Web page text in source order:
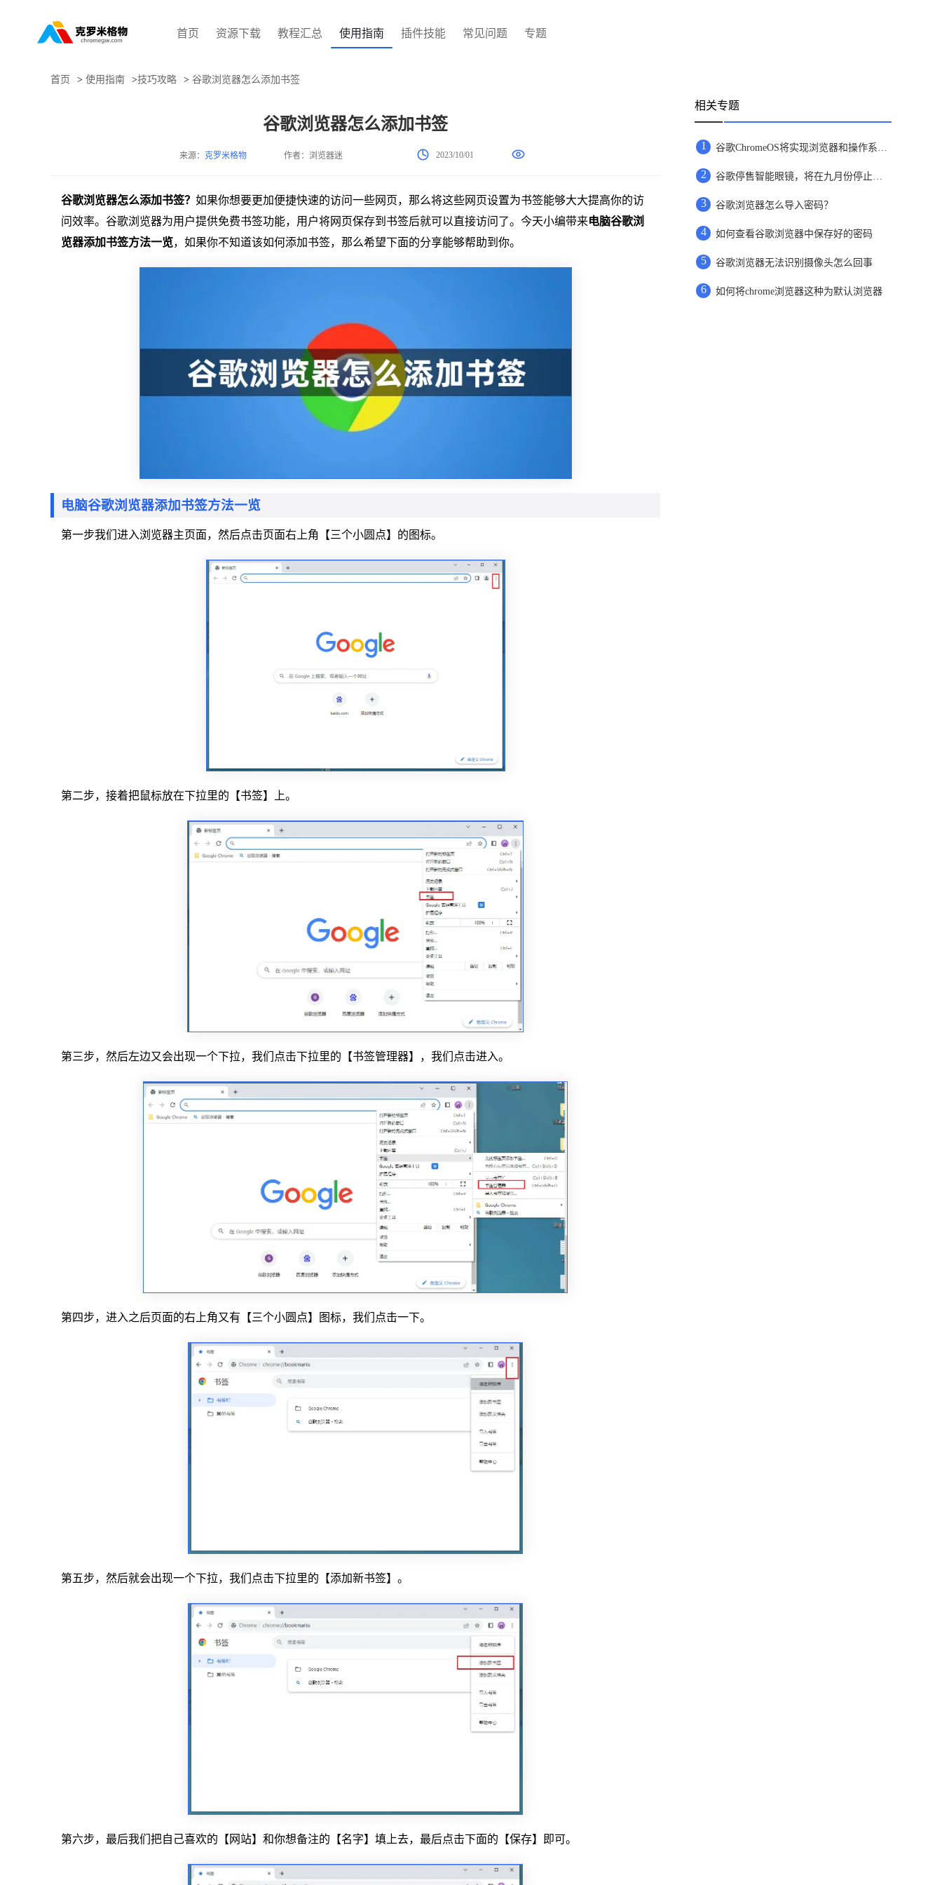
首页 资源下载 教程汇总 使用指南 插件技能 常见问题 专题
首页 > 使用指南 >技巧攻略 > 谷歌浏览器怎么添加书签
谷歌浏览器怎么添加书签
来源： 克罗米格物 作者：浏览器迷 2023/10/01
谷歌浏览器怎么添加书签？ 如果你想要更加便捷快速的访问一些网页，那么将这些网页设置为书签能够大大提高你的访
问效率。谷歌浏览器为用户提供免费书签功能，用户将网页保存到书签后就可以直接访问了。今天小编带来电脑谷歌浏
览器添加书签方法一览，如果你不知道该如何添加书签，那么希望下面的分享能够帮助到你。
电脑谷歌浏览器添加书签方法一览
第一步我们进入浏览器主页面，然后点击页面右上角【三个小圆点】的图标。
第二步，接着把鼠标放在下拉里的【书签】上。
第三步，然后左边又会出现一个下拉，我们点击下拉里的【书签管理器】，我们点击进入。
第四步，进入之后页面的右上角又有【三个小圆点】图标，我们点击一下。
第五步，然后就会出现一个下拉，我们点击下拉里的【添加新书签】。
第六步，最后我们把自己喜欢的【网站】和你想备注的【名字】填上去，最后点击下面的【保存】即可。
相关专题
1 谷歌ChromeOS将实现浏览器和操作系统分家
2 谷歌停售智能眼镜，将在九月份停止相关功能支持
3 谷歌浏览器怎么导入密码？
4 如何查看谷歌浏览器中保存好的密码
5 谷歌浏览器无法识别摄像头怎么回事
6 如何将chrome浏览器这种为默认浏览器